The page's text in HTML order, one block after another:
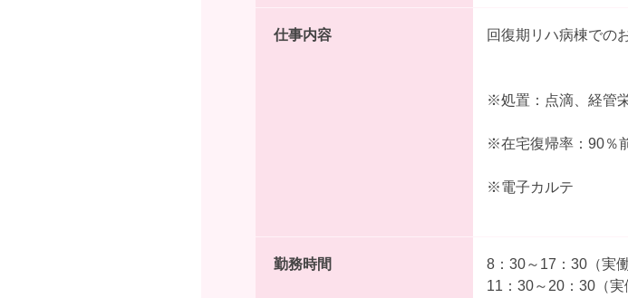
仕事内容 回復期リハ病棟での
※処置：点滴、経管
※在宅復帰率：90％
※電子カルテ
勤務時間
8：30～17：30（実
11：30～20：30（実